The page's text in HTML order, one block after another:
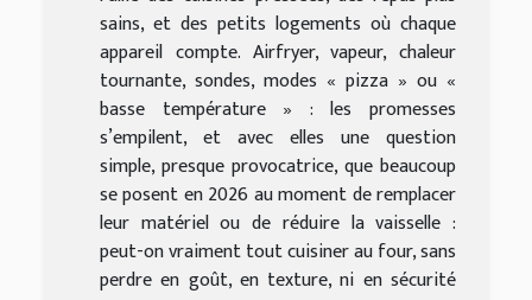
sains, et des petits logements où chaque
appareil compte. Airfryer, vapeur, chaleur
tournante, sondes, modes « pizza » ou «
basse température » : les promesses
s’empilent, et avec elles une question
simple, presque provocatrice, que beaucoup
se posent en 2026 au moment de remplacer
leur matériel ou de réduire la vaisselle :
peut-on vraiment tout cuisiner au four, sans
perdre en goût, en texture, ni en sécurité